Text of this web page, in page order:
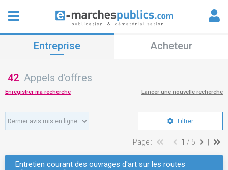
Entreprise Acheteur
42 Appels d'offres
Enregistrer ma recherche Lancer une nouvelle recherche
Filtrer
Page : 1 / 5
Entretien courant des ouvrages d'art sur les routes